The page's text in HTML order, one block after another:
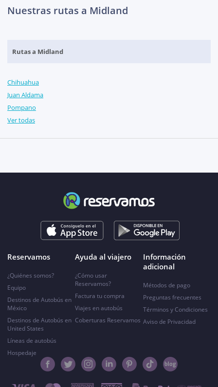
Nuestras rutas a Midland
Rutas a Midland
Chihuahua
Juan Aldama
Pompano
Ver todas
Reservamos
¿Quiénes somos?
Equipo
Destinos de Autobús en
México
Destinos de Autobús en
United States
Líneas de autobús
Hospedaje
Ayuda al viajero
¿Cómo usar
Reservamos?
Factura tu compra
Viajes en autobús
Coberturas Reservamos
Información
adicional
Métodos de pago
Preguntas frecuentes
Términos y Condiciones
Aviso de Privacidad